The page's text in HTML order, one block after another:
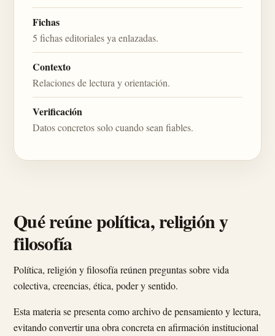
Fichas
5 fichas editoriales ya enlazadas.
Contexto
Relaciones de lectura y orientación.
Verificación
Datos concretos solo cuando sean fiables.
Qué reúne política, religión y
filosofía
Política, religión y filosofía reúnen preguntas sobre vida
colectiva, creencias, ética, poder y sentido.
Esta materia se presenta como archivo de pensamiento y lectura,
evitando convertir una obra concreta en afirmación institucional